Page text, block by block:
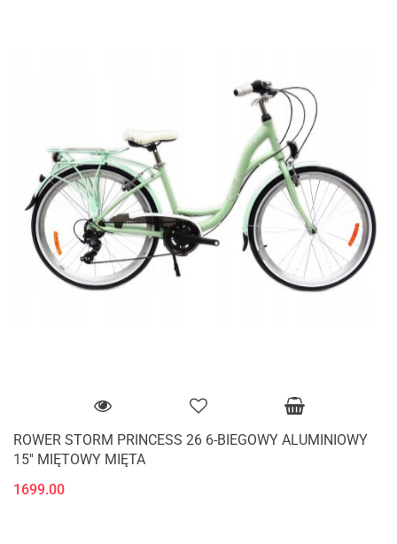
ROWER STORM PRINCESS 26 6-BIEGOWY ALUMINIOWY
15'' MIĘTOWY MIĘTA
1699.00